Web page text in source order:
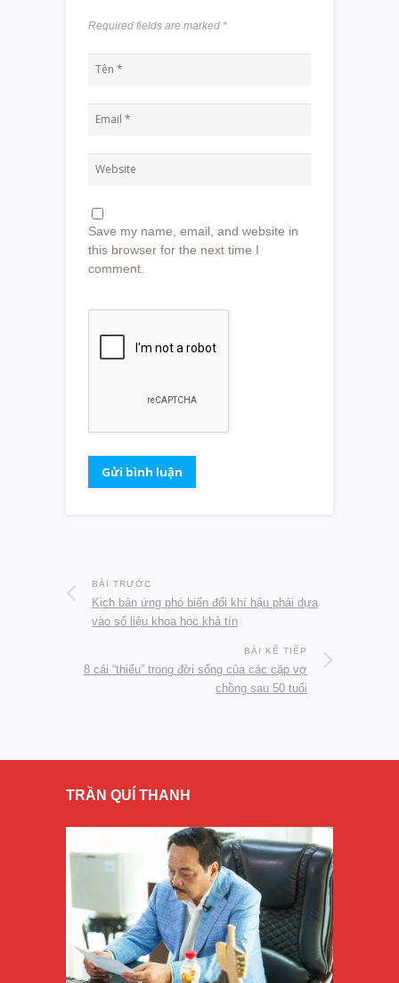
Required fields are marked *
Save my name, email, and website in
this browser for the next time I
comment.
BÀI TRƯỚC
Kịch bản ứng phó biến đổi khí hậu phải dựa
vào số liệu khoa học khả tín
BÀI KẾ TIẾP
8 cái “thiếu” trong đời sống của các cặp vợ
chồng sau 50 tuổi
TRẦN QUÍ THANH